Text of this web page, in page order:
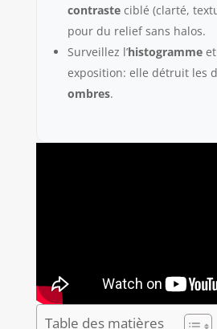
contrasteciblé (clarté,
pour du relief sans halos.
Surveillez l’histogrammeet
exposition: elle détruit les
ombres.
Table des matières